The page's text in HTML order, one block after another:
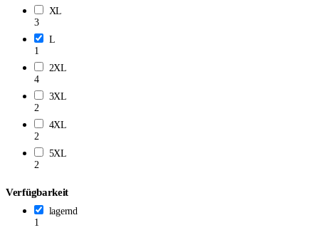
XL
3
L
1
2XL
4
3XL
2
4XL
2
5XL
2
Verfügbarkeit
lagernd
1